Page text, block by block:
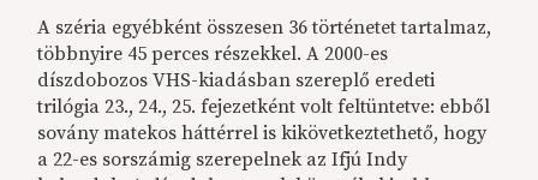
A széria egyébként összesen 36 történetet tartalmaz,
többnyire 45 perces részekkel. A 2000-es
díszdobozos VHS-kiadásban szereplő eredeti
trilógia 23., 24., 25. fejezetként volt feltüntetve: ebből
sovány matekos háttérrel is kikövetkeztethető, hogy
a 22-es sorszámig szerepelnek az Ifjú Indy